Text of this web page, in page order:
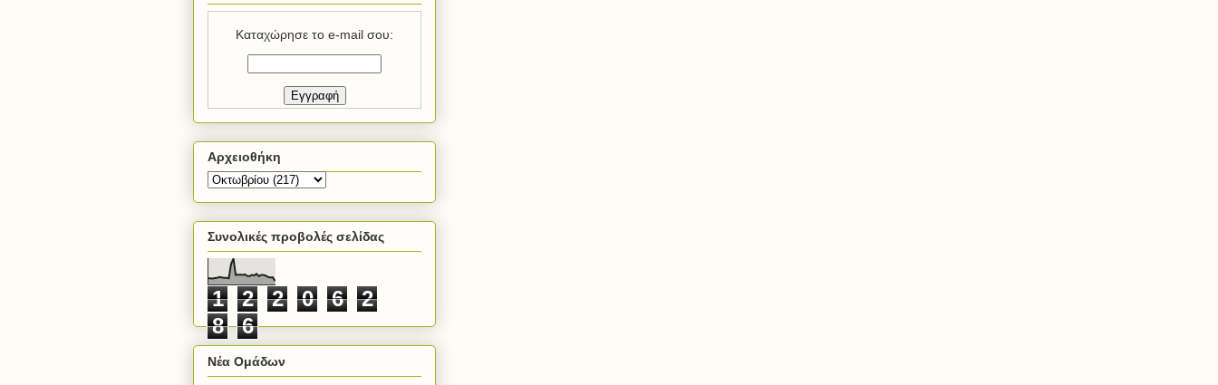
Καταχώρησε το e-mail σου:
Αρχειοθήκη
Συνολικές προβολές σελίδας
1 2 2 0 6
2
8
6
Νέα Ομάδων